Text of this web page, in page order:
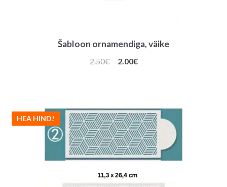
Šabloon ornamendiga, väike
2.50€
Algne
2.00€Praegune
HEA HIND!